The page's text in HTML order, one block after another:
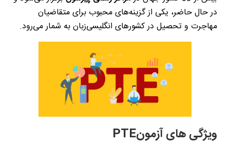
در حال حاضر، یکی از گزینه‌های محبوب برای متقاضیان
مهاجرت و تحصیل در کشورهای انگلیسی‌زبان به شمار می‌رود.
ویژگی های آزمونPTE